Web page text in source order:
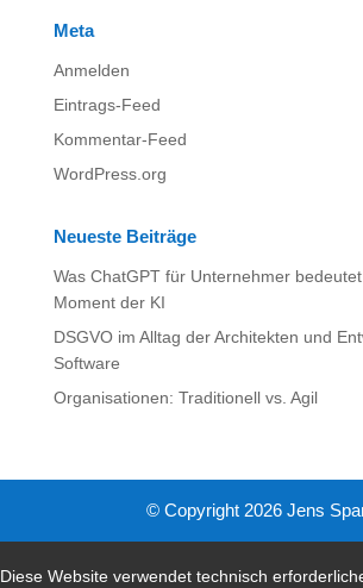
Meta
Anmelden
Eintrags-Feed
Kommentar-Feed
WordPress.org
Neueste Beiträge
Was ChatGPT für Unternehmer
Moment der KI
DSGVO im Alltag der Architekten und
Software
Organisationen: Traditionell vs. Agil
© Copyright 2026 Jens
Diese Website verwendet technisch